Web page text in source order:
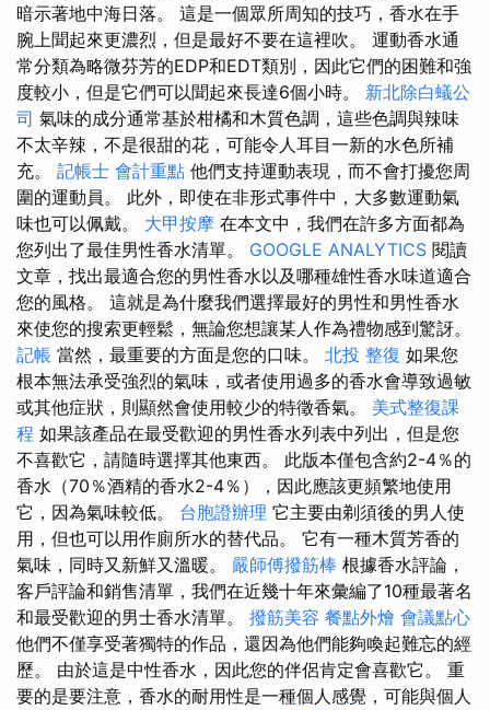
暗示著地中海日落。 這是一個眾所周知的技巧，香水在手
腕上聞起來更濃烈，但是最好不要在這裡吹。 運動香水通
常分類為略微芬芳的EDP和EDT類別，因此它們的困難和強
度較小，但是它們可以聞起來長達6個小時。 新北除白蟻公
司 氣味的成分通常基於柑橘和木質色調，這些色調與辣味
不太辛辣，不是很甜的花，可能令人耳目一新的水色所補
充。 記帳士 會計重點 他們支持運動表現，而不會打擾您周
圍的運動員。 此外，即使在非形式事件中，大多數運動氣
味也可以佩戴。 大甲按摩 在本文中，我們在許多方面都為
您列出了最佳男性香水清單。 GOOGLE ANALYTICS 閱讀
文章，找出最適合您的男性香水以及哪種雄性香水味道適合
您的風格。 這就是為什麼我們選擇最好的男性和男性香水
來使您的搜索更輕鬆，無論您想讓某人作為禮物感到驚訝。
記帳 當然，最重要的方面是您的口味。 北投 整復 如果您
根本無法承受強烈的氣味，或者使用過多的香水會導致過敏
或其他症狀，則顯然會使用較少的特徵香氣。 美式整復課
程 如果該產品在最受歡迎的男性香水列表中列出，但是您
不喜歡它，請隨時選擇其他東西。 此版本僅包含約2-4％的
香水（70％酒精的香水2-4％），因此應該更頻繁地使用
它，因為氣味較低。 台胞證辦理 它主要由剃須後的男人使
用，但也可以用作廁所水的替代品。 它有一種木質芳香的
氣味，同時又新鮮又溫暖。 嚴師傅撥筋棒 根據香水評論，
客戶評論和銷售清單，我們在近幾十年來彙編了10種最著名
和最受歡迎的男士香水清單。 撥筋美容 餐點外燴 會議點心
他們不僅享受著獨特的作品，還因為他們能夠喚起難忘的經
歷。 由於這是中性香水，因此您的伴侶肯定會喜歡它。 重
要的是要注意，香水的耐用性是一種個人感覺，可能與個人